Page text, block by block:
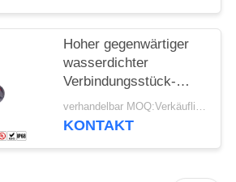
Hoher gegenwärtiger
wasserdichter
Verbindungsstück-
Mann und
Steckerbuchse Ip68
verhandelbar MOQ:Verkäuflich
KONTAKT